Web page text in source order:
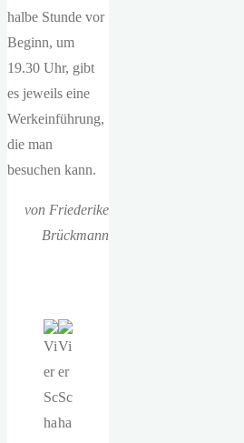
halbe Stunde vor
Beginn, um
19.30 Uhr, gibt
es jeweils eine
Werkeinführung,
die man
besuchen kann.
von Friederike
Brückmann